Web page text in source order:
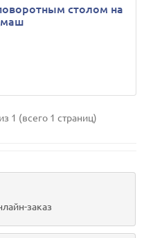
столом на
1 (всего 1 страниц)
заказ